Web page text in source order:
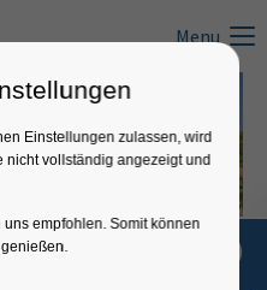
Menu
Einstellungen zulassen, wird
nicht vollständig angezeigt und
empfohlen. Somit können